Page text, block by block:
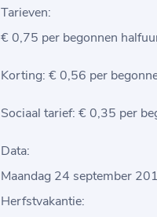
Tarieven:
€ 0,75 per begonnen
Korting: € 0,56 per
Sociaal tarief: € 0,35 per
Data:
Maandag 24 september
Herfstvakantie: